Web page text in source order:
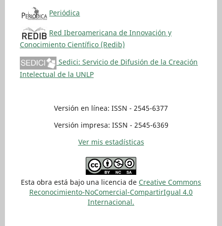
Periódica
Red Iberoamericana de Innovación y
Conocimiento Científico (Redib)
Sedici: Servicio de Difusión de la Creación
Intelectual de la UNLP
Versión en línea: ISSN - 2545-6377
Versión impresa: ISSN - 2545-6369
Ver mis estadísticas
Esta obra está bajo una licencia de Creative Commons
Reconocimiento-NoComercial-CompartirIgual 4.0
Internacional.